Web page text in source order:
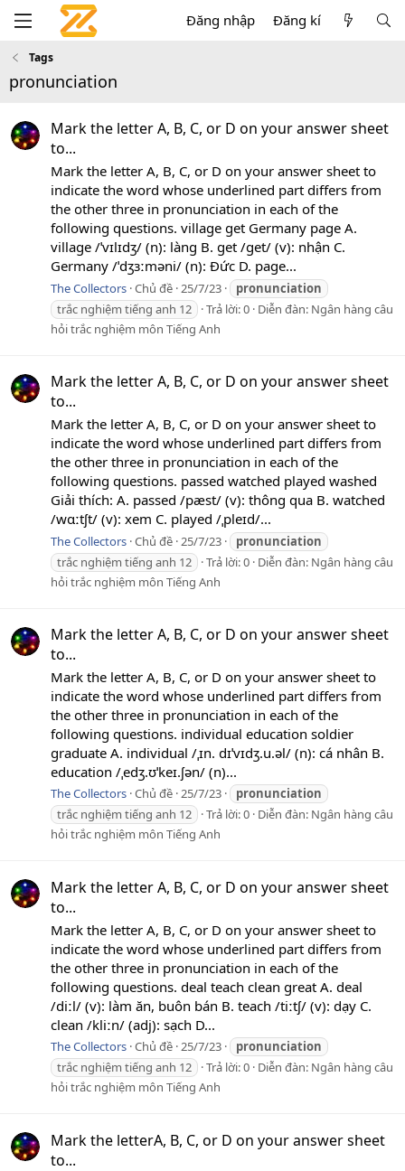
Đăng nhập Đăng kí
Tags
pronunciation
Mark the letter A, B, C, or D on your answer sheet
to...
Mark the letter A, B, C, or D on your answer sheet to
indicate the word whose underlined part differs from
the other three in pronunciation in each of the
following questions. village get Germany page A.
village /ˈvɪlɪdʒ/ (n): làng B. get /ɡet/ (v): nhận C.
Germany /ˈdʒɜːməni/ (n): Đức D. page...
The Collectors Chủ đề 25/7/23
pronunciation
trắc nghiệm tiếng anh 12
Trả lời: 0 Diễn đàn: Ngân hàng câu
hỏi trắc nghiệm môn Tiếng Anh
Mark the letter A, B, C, or D on your answer sheet
to...
Mark the letter A, B, C, or D on your answer sheet to
indicate the word whose underlined part differs from
the other three in pronunciation in each of the
following questions. passed watched played washed
Giải thích: A. passed /pæst/ (v): thông qua B. watched
/wɑːtʃt/ (v): xem C. played /ˌpleɪd/...
The Collectors Chủ đề 25/7/23
pronunciation
trắc nghiệm tiếng anh 12
Trả lời: 0 Diễn đàn: Ngân hàng câu
hỏi trắc nghiệm môn Tiếng Anh
Mark the letter A, B, C, or D on your answer sheet
to...
Mark the letter A, B, C, or D on your answer sheet to
indicate the word whose underlined part differs from
the other three in pronunciation in each of the
following questions. individual education soldier
graduate A. individual /ˌɪn. dɪˈvɪdʒ.u.əl/ (n): cá nhân B.
education /ˌedʒ.ʊˈkeɪ.ʃən/ (n)...
The Collectors Chủ đề 25/7/23
pronunciation
trắc nghiệm tiếng anh 12
Trả lời: 0 Diễn đàn: Ngân hàng câu
hỏi trắc nghiệm môn Tiếng Anh
Mark the letter A, B, C, or D on your answer sheet
to...
Mark the letter A, B, C, or D on your answer sheet to
indicate the word whose underlined part differs from
the other three in pronunciation in each of the
following questions. deal teach clean great A. deal
/diːl/ (v): làm ăn, buôn bán B. teach /tiːtʃ/ (v): dạy C.
clean /kliːn/ (adj): sạch D...
The Collectors Chủ đề 25/7/23
pronunciation
trắc nghiệm tiếng anh 12
Trả lời: 0 Diễn đàn: Ngân hàng câu
hỏi trắc nghiệm môn Tiếng Anh
Mark the letterA, B, C, or D on your answer sheet
to...